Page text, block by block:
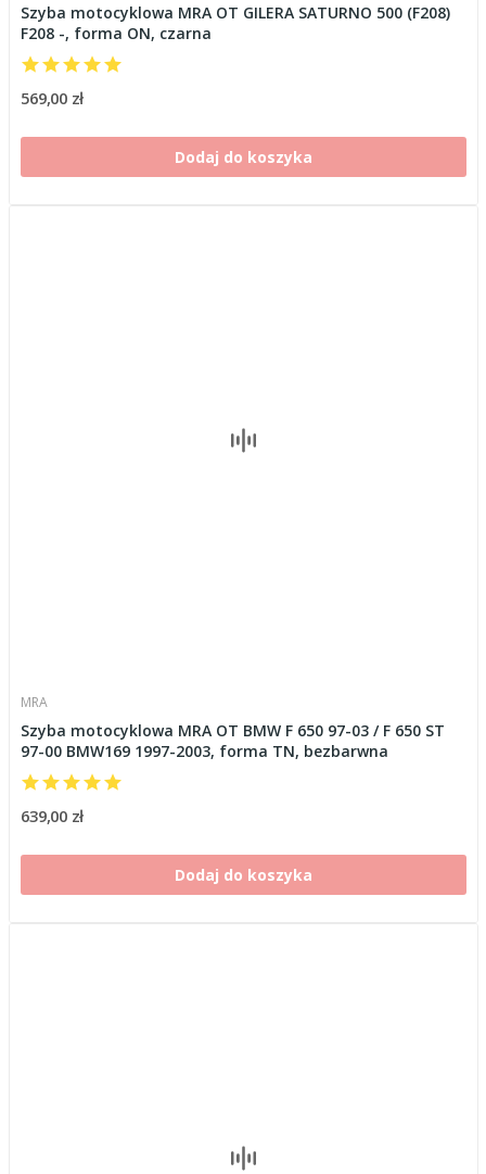
Szyba motocyklowa MRA OT GILERA SATURNO 500 (F208)
F208 -, forma ON, czarna
569,00 zł
Dodaj do koszyka
MRA
Szyba motocyklowa MRA OT BMW F 650 97-03 / F 650 ST
97-00 BMW169 1997-2003, forma TN, bezbarwna
639,00 zł
Dodaj do koszyka